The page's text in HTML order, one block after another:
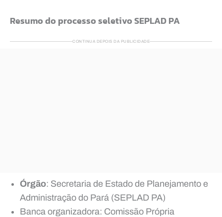
Resumo do processo seletivo SEPLAD PA
CONTINUA DEPOIS DA PUBLICIDADE
Órgão: Secretaria de Estado de Planejamento e
Administração do Pará (SEPLAD PA)
Banca organizadora: Comissão Própria